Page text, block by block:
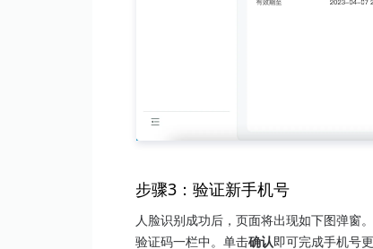
步骤3：验证新手机号
人脸识别成功后，页面将出现如下图弹窗
验证码一栏中。单击确认